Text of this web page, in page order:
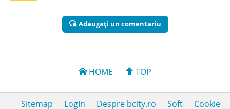
Adaugaţi un comentariu
HOME TOP
Sitemap LogIn Despre bcity.ro Soft Cookie